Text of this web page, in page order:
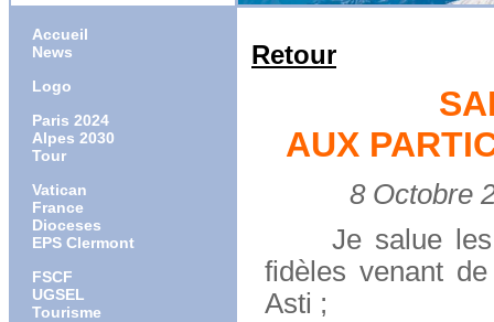
Accueil
News
Logo
Paris 2024
Alpes 2030
Tour
Vatican
France
Dioceses
EPS Clermont
FSCF
UGSEL
Tourisme
Retour
AUX
8 Octobre
Je salue les
fidèles venant
Asti ;